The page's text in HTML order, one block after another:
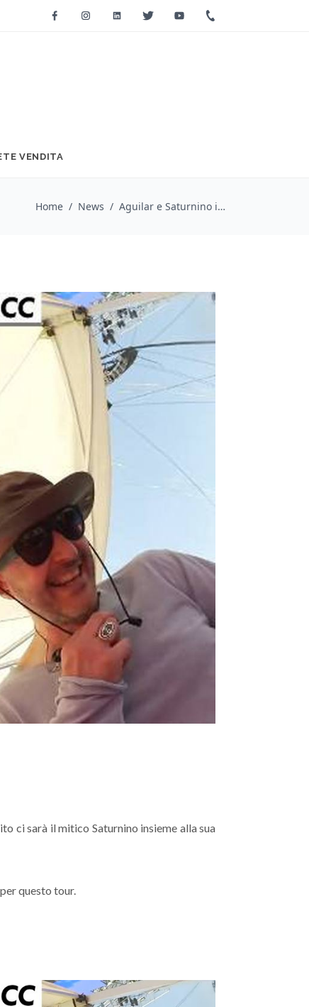
FacebookInstagramLinkedinTwitter Youtube
VENDITA
Home / News / Aguilar e Saturnino in tour
ci sarà il mitico Saturnino insieme alla sua
questo tour.